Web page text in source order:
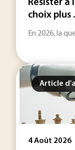
Résister à
choix plus
En 2026, la
Article
4 Août 2026